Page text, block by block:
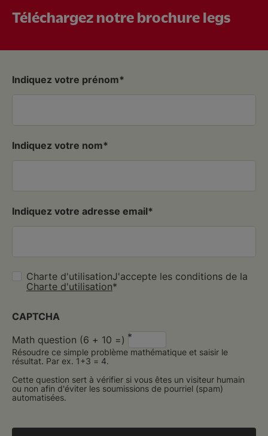
Téléchargez notre brochure legs
Indiquez votre prénom
Indiquez votre nom
Indiquez votre adresse email
Charte d'utilisationJ'accepte les conditions de la
Charte d'utilisation
CAPTCHA
Math question (6 + 10 =)
Résoudre ce simple problème mathématique et saisir le
résultat. Par ex. 1+3 = 4.
Cette question sert à vérifier si vous êtes un visiteur humain
ou non afin d'éviter les soumissions de pourriel (spam)
automatisées.